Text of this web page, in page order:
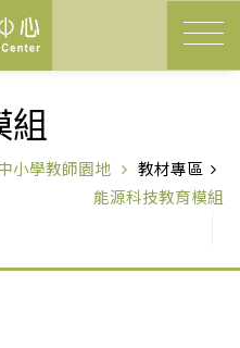
組
小學教師園地
教材專區
能源科技教育模組